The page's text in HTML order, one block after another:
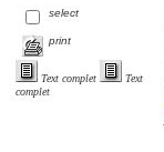
select
print
Text complet
Text
complet